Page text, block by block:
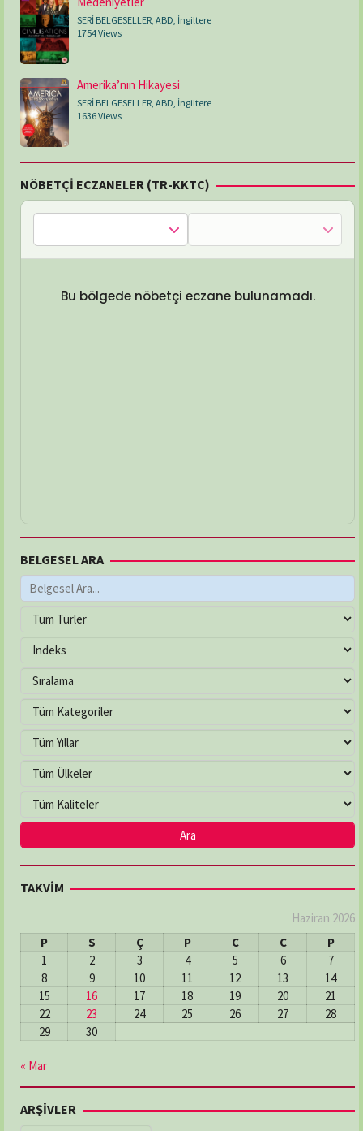
SERİ BELGESELLER ABD İngiltere
1754 Views
Amerika’nın Hikayesi
SERİ BELGESELLER, ABD, İngiltere
1636 Views
NÖBETÇİ ECZANELER (TR-KKTC)
Bu bölgede nöbetçi eczane bulunamadı.
BELGESEL ARA
TAKVİM
Haziran 2026
P
S Ç P C C
P
1
2 3 4 5 6
7
8
9 10 11 12 13
14
15
16 17 18 19 20
21
22
23 24 25 26 27
28
29
30
« Mar
ARŞİVLER